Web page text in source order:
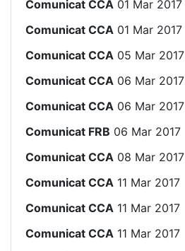
Comunicat CCA 01 Mar 2017
Comunicat CCA 01 Mar 2017
Comunicat CCA 05 Mar 2017
Comunicat CCA 06 Mar 2017
Comunicat CCA 06 Mar 2017
Comunicat FRB 06 Mar 2017
Comunicat CCA 08 Mar 2017
Comunicat CCA 11 Mar 2017
Comunicat CCA 11 Mar 2017
Comunicat CCA 11 Mar 2017